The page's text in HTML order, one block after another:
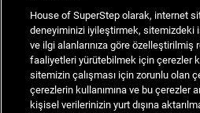
House of SuperStep olarak, internet
deneyiminizi iyileştirmek, sitemizdeki
ve ilgi alanlarınıza göre
faaliyetleri yürütebilmek için çerezler
sitemizin çalışması için zorunlu olan
çerezlerin kullanımına ve bu çerezler
kişisel verilerinizin yurt dışına